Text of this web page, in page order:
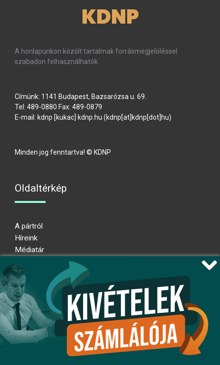
KDNP
A honlapunkon közölt tartalmak forrásmegjelöléssel
szabadon felhasználhatók.
Címünk: 1141 Budapest, Bazsarózsa u. 69.
Tel: 489-0880 Fax: 489-0879
E-mail: kdnp [kukac] kdnp hu (kdnp[at]kdnp[dot]hu)
Minden jog fenntartva! © KDNP
Oldaltérkép
A pártról
Híreink
Médiatár
Adatkezelési nyilatkozat
Átláthatósági nyilatkozat
Ugrás az oldal tetejére
Kövessen minket!